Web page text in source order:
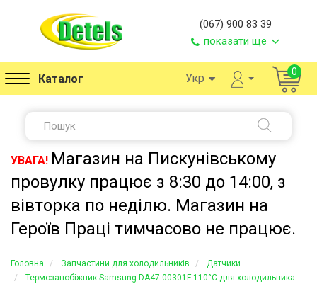
(067) 900 83 39
показати ще
Каталог Укр 0
УВАГА! Магазин на Пискунівському
провулку працює з 8:30 до 14:00, з
вівторка по неділю. Магазин на
Героїв Праці тимчасово не працює.
Головна Запчастини для холодильників
Датчики
Термозапобіжник Samsung DA47-00301F 110°C для холодильника